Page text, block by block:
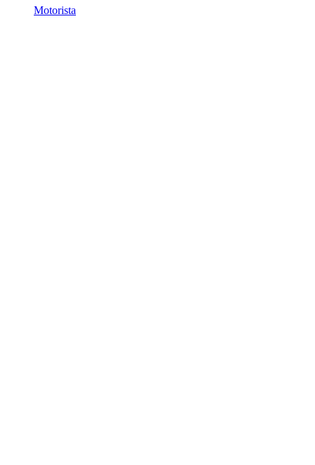
Motorista